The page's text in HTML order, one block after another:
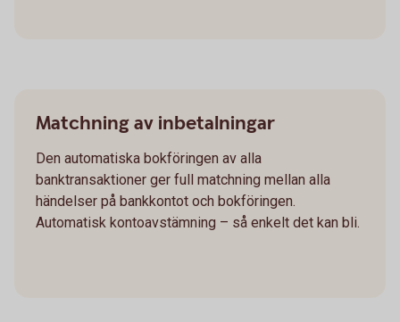
Matchning av inbetalningar
Den automatiska bokföringen av alla
banktransaktioner ger full matchning mellan alla
händelser på bankkontot och bokföringen.
Automatisk kontoavstämning – så enkelt det kan bli.